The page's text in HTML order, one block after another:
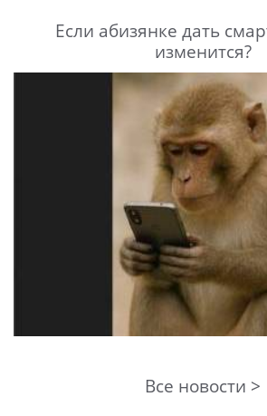
Если абизянке дать
изменится?
Все новости >